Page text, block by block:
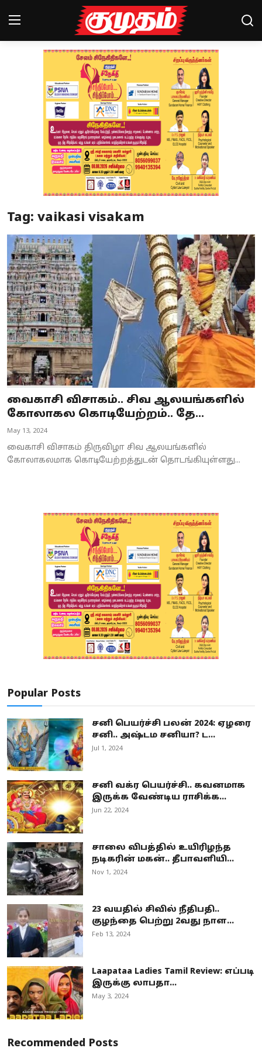
Magazines
Special Story
Business
Crime
Tamilnadu
National
World
Astrology
Spirituality
Weather
Tag: vaikasi visakam
வைகாசி விசாகம்.. சிவ ஆலயங்களில்
கோலாகல கொடியேற்றம்.. தே...
May 13, 2024
வைகாசி விசாகம் திருவிழா சிவ ஆலயங்களில்
கோலாகலமாக கொடியேற்றத்துடன் தொடங்கியுள்ளது...
Popular Posts
சனி பெயர்ச்சி பலன் 2024: ஏழரை
சனி.. அஷ்டம சனியா? ட...
Jul 1, 2024
சனி வக்ர பெயர்ச்சி.. கவனமாக
இருக்க வேண்டிய ராசிக்க...
Jun 22, 2024
சாலை விபத்தில் உயிரிழந்த
நடிகரின் மகன்.. தீபாவளியி...
Nov 1, 2024
23 வயதில் சிவில் நீதிபதி..
குழந்தை பெற்று 2வது நாள...
Feb 13, 2024
Laapataa Ladies Tamil Review: எப்படி
இருக்கு லாபதா...
May 3, 2024
Recommended Posts